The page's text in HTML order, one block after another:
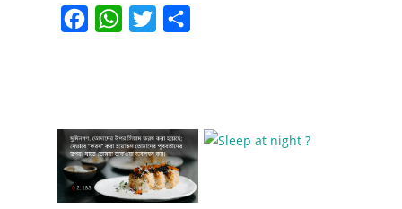
FacebookWhatsApp
Twitter